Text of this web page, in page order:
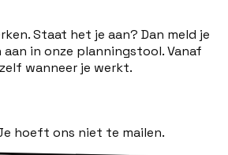
Staat het je aan? Dan meld je
in onze planningstool. Vanaf
wanneer je werkt.
hoeft ons niet te mailen.